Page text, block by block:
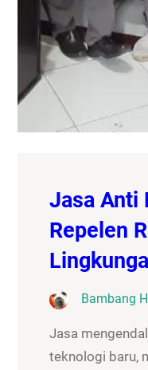
Jasa Anti
Repelen
Bambang
Jasa
teknologi baru,